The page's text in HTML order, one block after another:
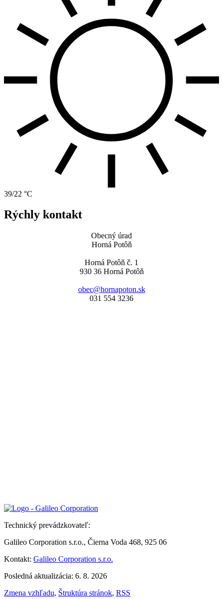
39/22 °C
Rýchly kontakt
Obecný úrad
Horná Potôň
Horná Potôň č. 1
930 36 Horná Potôň
obec@hornapoton.sk
031 554 3236
Technický prevádzkovateľ:
Galileo Corporation s.r.o., Čierna Voda 468, 925 06
Kontakt: Galileo Corporation s.r.o.
Posledná aktualizácia: 6. 8. 2026
Zmena vzhľadu, Štruktúra stránok, RSS